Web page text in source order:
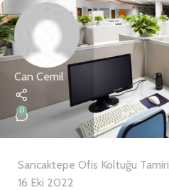
Can Cemil
0
Sancaktepe Ofis Koltuğu Tamiri
16 Eki 2022